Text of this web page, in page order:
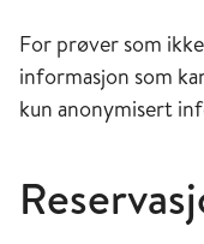
For prøver som
informasjon som
kun anonymisert